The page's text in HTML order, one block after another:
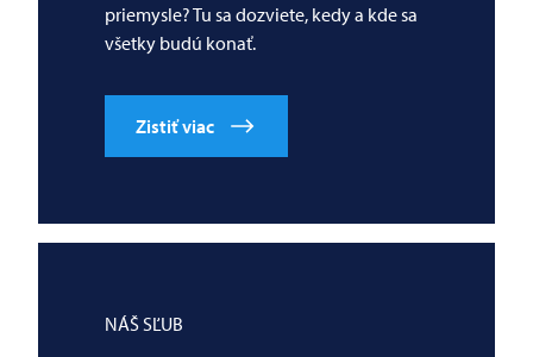
priemysle? Tu sa dozviete, kedy a kde sa
všetky budú konať.
Zistiť viac
NÁŠ SĽUB